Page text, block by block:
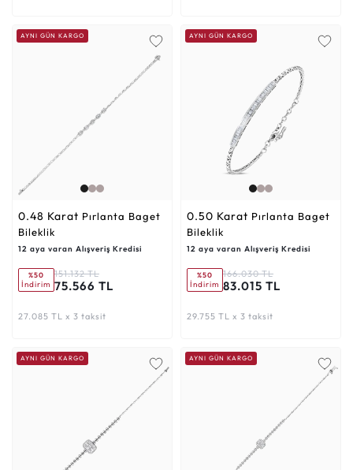
AYNI GÜN KARGO
0.48 Karat
Bileklik
12 aya varan Alışveriş Kredisi
%50
İndirim
151.132 TL
75.566 TL
27.085 TL x 3 taksit
AYNI GÜN KARGO
0.50 Karat
Bileklik
12 aya varan Alışveriş Kredisi
%50
İndirim
166.030 TL
83.015 TL
29.755 TL x 3 taksit
AYNI GÜN KARGO AYNI GÜN KARGO